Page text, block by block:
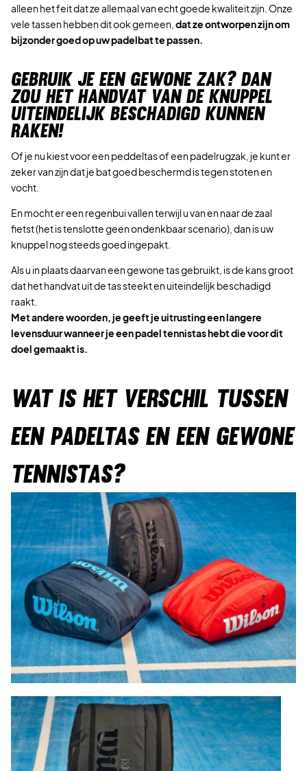
alleen het feit dat ze allemaal van echt goede kwaliteit zijn. Onze
vele tassen hebben dit ook gemeen, dat ze ontworpen zijn om
bijzonder goed op uw padelbat te passen.
GEBRUIK JE EEN GEWONE ZAK? DAN
ZOU HET HANDVAT VAN DE KNUPPEL
UITEINDELIJK BESCHADIGD KUNNEN
RAKEN!
Of je nu kiest voor een peddeltas of een padelrugzak, je kunt er
zeker van zijn dat je bat goed beschermd is tegen stoten en
vocht.
En mocht er een regenbui vallen terwijl u van en naar de zaal
fietst (het is tenslotte geen ondenkbaar scenario), dan is uw
knuppel nog steeds goed ingepakt.
Als u in plaats daarvan een gewone tas gebruikt, is de kans groot
dat het handvat uit de tas steekt en uiteindelijk beschadigd
raakt.
Met andere woorden, je geeft je uitrusting een langere
levensduur wanneer je een padel tennistas hebt die voor dit
doel gemaakt is.
WAT IS HET VERSCHIL TUSSEN
EEN PADELTAS EN EEN GEWONE
TENNISTAS?